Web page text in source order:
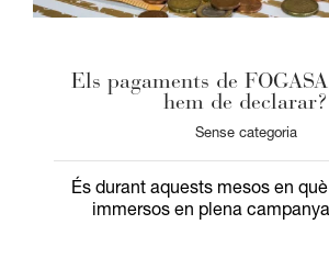
Els pagaments de
hem de declarar?
Sense categoria
És durant aquests mesos en
immersos en plena campanya